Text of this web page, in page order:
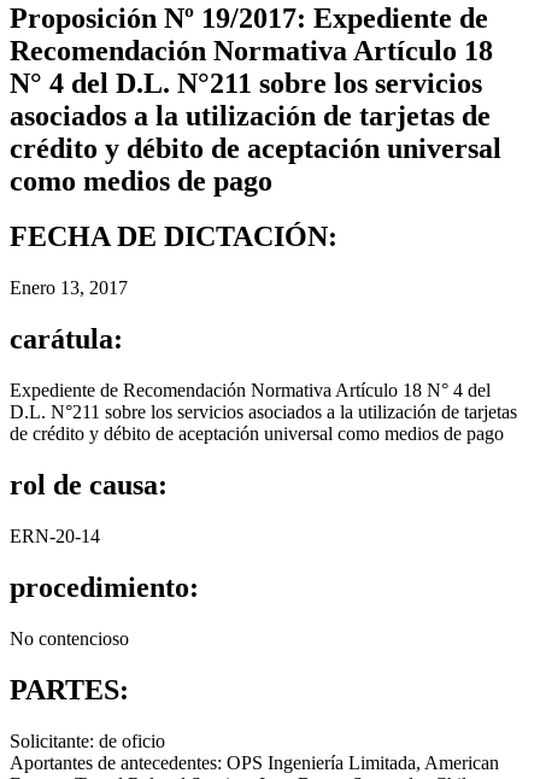
Proposición Nº 19/2017: Expediente de
Recomendación Normativa Artículo 18
N° 4 del D.L. N°211 sobre los servicios
asociados a la utilización de tarjetas de
crédito y débito de aceptación universal
como medios de pago
FECHA DE DICTACIÓN:
Enero 13, 2017
carátula:
Expediente de Recomendación Normativa Artículo 18 N° 4 del
D.L. N°211 sobre los servicios asociados a la utilización de tarjetas
de crédito y débito de aceptación universal como medios de pago
rol de causa:
ERN-20-14
procedimiento:
No contencioso
PARTES:
Solicitante: de oficio
Aportantes de antecedentes: OPS Ingeniería Limitada, American